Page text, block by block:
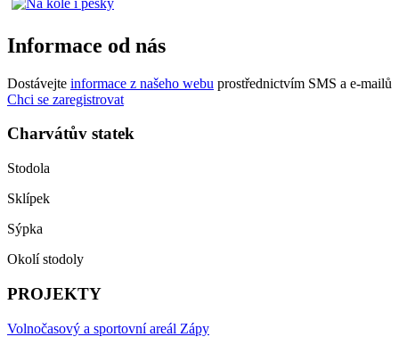
Informace od nás
Dostávejte informace z našeho webu prostřednictvím SMS a e-mailů
Chci se zaregistrovat
Charvátův statek
Stodola
Sklípek
Sýpka
Okolí stodoly
PROJEKTY
Volnočasový a sportovní areál Zápy